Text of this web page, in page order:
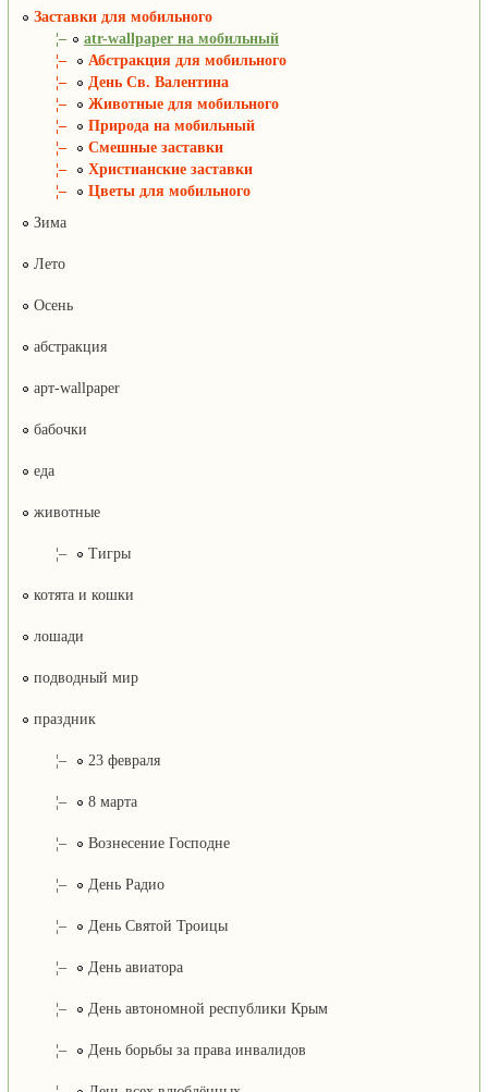
Заставки для мобильного
¦–
atr-wallpaper на мобильный
¦–
Абстракция для мобильного
¦–
День Св. Валентина
¦–
Животные для мобильного
¦–
Природа на мобильный
¦–
Смешные заставки
¦–
Христианские заставки
¦–
Цветы для мобильного
Зима
Лето
Осень
абстракция
арт-wallpaper
бабочки
еда
животные
¦– Тигры
котята и кошки
лошади
подводный мир
праздник
¦– 23 февраля
¦– 8 марта
¦– Вознесение Господне
¦– День Радио
¦– День Святой Троицы
¦– День авиатора
¦– День автономной республики Крым
¦– День борьбы за права инвалидов